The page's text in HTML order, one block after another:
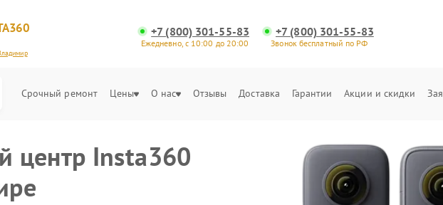
+7 (800) 301-55-83
Ежедневно, с 10:00 до 20:00
+7 (800) 301-55-83
Звонок бесплатный по РФ
Срочный ремонт Цены О нас Отзывы Доставка Гарантии Акции и скидки
центр Insta360